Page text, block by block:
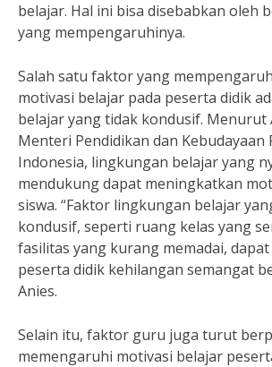
belajar. Hal ini bisa disebabkan oleh
yang mempengaruhinya.
Salah satu faktor yang
motivasi belajar pada peserta didik
belajar yang tidak kondusif. Menurut
Menteri Pendidikan dan Kebudayaan
Indonesia, lingkungan belajar yang
mendukung dapat meningkatkan
siswa. “Faktor lingkungan belajar
kondusif, seperti ruang kelas yang
fasilitas yang kurang memadai,
peserta didik kehilangan semangat
Anies.
Selain itu, faktor guru juga turut
memengaruhi motivasi belajar